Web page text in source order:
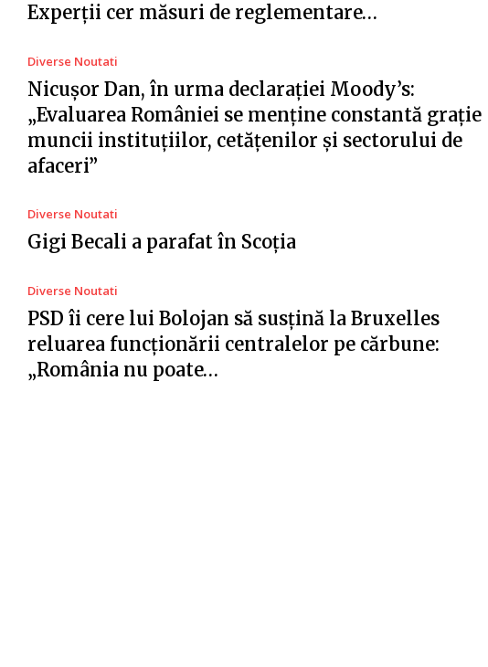
Experții cer măsuri de reglementare…
Diverse Noutati
Nicușor Dan, în urma declarației Moody’s:
„Evaluarea României se menține constantă grație
muncii instituțiilor, cetățenilor și sectorului de
afaceri”
Diverse Noutati
Gigi Becali a parafat în Scoția
Diverse Noutati
PSD îi cere lui Bolojan să susțină la Bruxelles
reluarea funcționării centralelor pe cărbune:
„România nu poate…